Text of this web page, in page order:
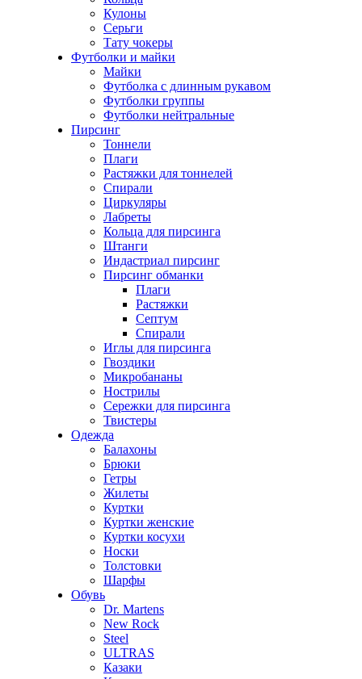
Кулоны
Серьги
Тату чокеры
Футболки и майки
Майки
Футболка с длинным рукавом
Футболки группы
Футболки нейтральные
Пирсинг
Тоннели
Плаги
Растяжки для тоннелей
Спирали
Циркуляры
Лабреты
Кольца для пирсинга
Штанги
Индастриал пирсинг
Пирсинг обманки
Плаги
Растяжки
Септум
Спирали
Иглы для пирсинга
Гвоздики
Микробананы
Нострилы
Сережки для пирсинга
Твистеры
Одежда
Балахоны
Брюки
Гетры
Жилеты
Куртки
Куртки женские
Куртки косухи
Носки
Толстовки
Шарфы
Обувь
Dr. Martens
New Rock
Steel
ULTRAS
Казаки